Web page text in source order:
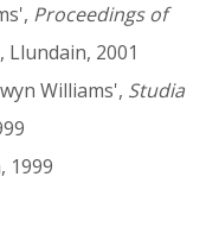
Proceedings of
Llundain, 2001
Williams', Studia
1999